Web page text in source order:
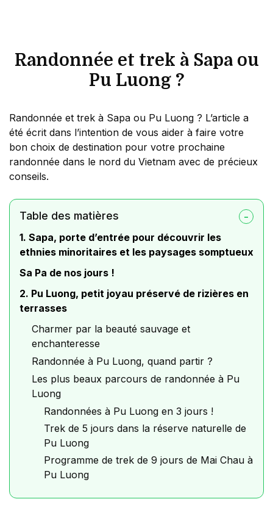
Randonnée et trek à Sapa ou
Pu Luong ?
Randonnée et trek à Sapa ou Pu Luong ? L’article a
été écrit dans l’intention de vous aider à faire votre
bon choix de destination pour votre prochaine
randonnée dans le nord du Vietnam avec de précieux
conseils.
Table des matières
1. Sapa, porte d’entrée pour découvrir les
ethnies minoritaires et les paysages somptueux
Sa Pa de nos jours !
2. Pu Luong, petit joyau préservé de rizières en
terrasses
Charmer par la beauté sauvage et
enchanteresse
Randonnée à Pu Luong, quand partir ?
Les plus beaux parcours de randonnée à Pu
Luong
Randonnées à Pu Luong en 3 jours !
Trek de 5 jours dans la réserve naturelle de
Pu Luong
Programme de trek de 9 jours de Mai Chau à
Pu Luong